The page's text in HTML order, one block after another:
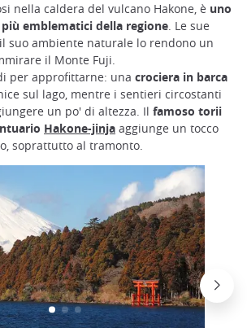
nella caldera del vulcano Hakone, è uno
emblematici della regione. Le sue
suo ambiente naturale lo rendono un
il Monte Fuji.
per approfittarne: una crociera in barca
sul lago, mentre i sentieri circostanti
un po' di altezza. Il famoso torii
Hakone-jinja aggiunge un tocco
soprattutto al tramonto.